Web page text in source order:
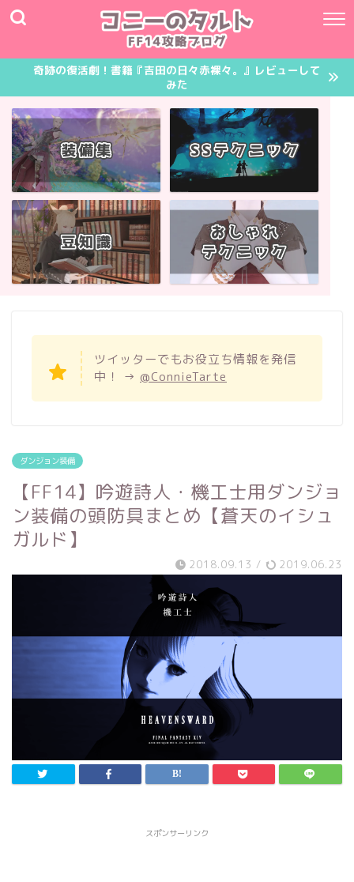
奇跡の復活劇！書籍『吉田の日々赤裸々。』レビューして
みた
ツイッターでもお役立ち情報を発信
中！ → @ConnieTarte
ダンジョン装備
【FF14】吟遊詩人・機工士用ダンジョ
ン装備の頭防具まとめ【蒼天のイシュ
ガルド】
2018.09.13 / 2019.06.23
スポンサーリンク